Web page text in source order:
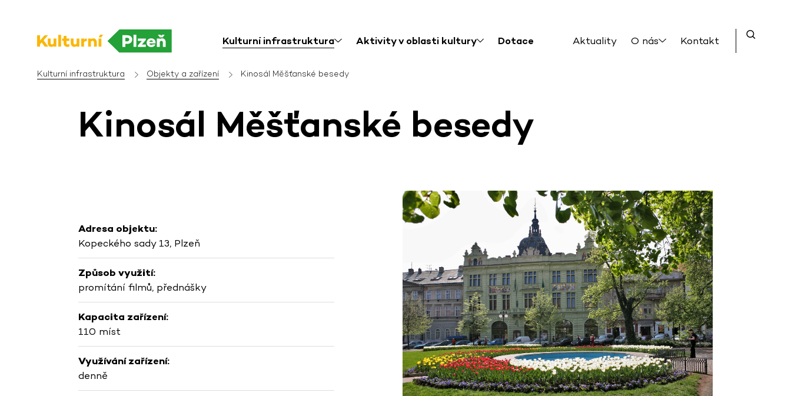
Kulturní infrastruktura Aktivity v oblasti kultury Dotace Aktuality O nás Kontakt
Kulturní infrastruktura Objekty a zařízení Kinosál Měšťanské besedy
Kinosál Měšťanské besedy
Adresa objektu:
Kopeckého sady 13, Plzeň
Způsob využití:
promítání filmů, přednášky
Kapacita zařízení:
110 míst
Využívání zařízení:
denně